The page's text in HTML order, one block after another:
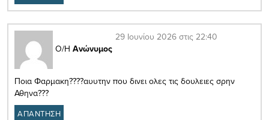
Ο/Η Ανώνυμος
29 Ιουνίου 2026 στις 22:40
Ποια Φαρμακη????αυυτην που δινει ολες τις δουλειες σρην
Αθηνα???
ΑΠΑΝΤΗΣΗ